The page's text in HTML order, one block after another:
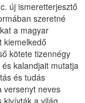
új ismeretterjesztő
szeretné
a magyar
kiemelkedő
kötete tizennégy
kalandjait mutatja
és tudás
versenyt neves
kivívták a világ